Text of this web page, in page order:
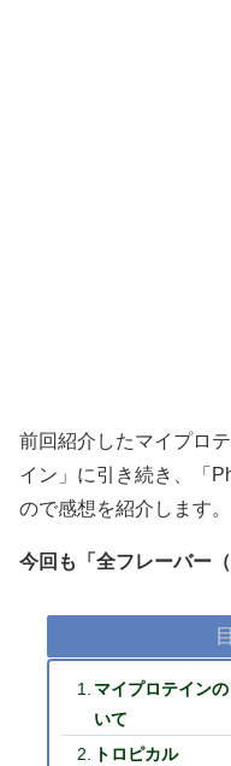
前回紹介したマイプロ
イン」に引き続き、「
ので感想を紹介します。
今回も「全フレーバー
マイプロテイン
いて
トロピカル